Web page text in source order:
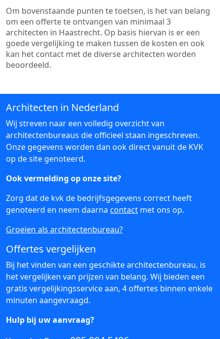
Om bovenstaande punten te toetsen, is het van belang
om een offerte te ontvangen van minimaal 3
architecten in Haastrecht. Op basis hiervan is er een
goede vergelijking te maken tussen de kosten en ook
kan het contact met de diverse architecten worden
beoordeeld.
Architecten in Nederland
Wij streven naar een volledig overzicht van
architectenbureaus die officieel staan ingeschreven.
Onze gegevens worden dan ook direct vanuit de KVK
op de site genoteerd.
Ook vermelding op onze site?
Zorg dat de kvk de bedrijfsgegevens correct heeft
genoteerd en neem daarna contact met ons op.
Groeien als architectenbureau?
Offertes vergelijken
Bij het vinden van een geschikte architectenbureau, is
het vergelijken van prijzen van belang. Wij bieden een
gratis vergelijkingsservice aan, 4 offertes binnen enkele
minuten aangevraagd.
Hulp bij uw aanvraag?